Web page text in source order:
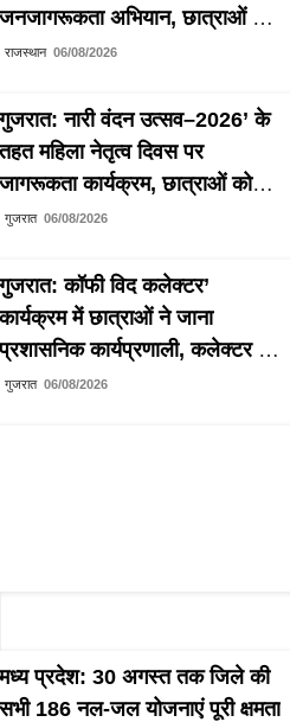
जनजागरूकता अभियान, छात्राओं को
दिया आत्मरक्षा प्रशिक्षण
राजस्थान 06/08/2026
गुजरात: नारी वंदन उत्सव–2026’ के
तहत महिला नेतृत्व दिवस पर
जागरूकता कार्यक्रम, छात्राओं को
सुरक्षा और अधिकारों की दी जानकारी
गुजरात 06/08/2026
गुजरात: कॉफी विद कलेक्टर’
कार्यक्रम में छात्राओं ने जाना
प्रशासनिक कार्यप्रणाली, कलेक्टर ने
दिए सफलता के मंत्र
गुजरात 06/08/2026
मध्य प्रदेश: 30 अगस्त तक जिले की
सभी 186 नल-जल योजनाएं पूरी क्षमता